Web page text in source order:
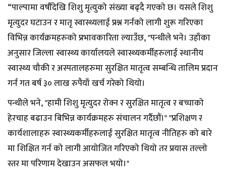
“पाल्पामा वर्षौंदेखि शिशु मृत्युको संख्या बढ्दै गएको छ। यसले शिशु
मृत्युदर घटाउन र मातृ स्वास्थ्यलाई प्रश्न गर्नको लागी शुरू गरिएका
विभिन्न कार्यक्रमहरुको प्रभावकारिता ल्याउँछ, "पन्थीले भने। उहाँका
अनुसार जिल्ला स्वास्थ्य कार्यालयले स्वास्थ्यकर्मीहरुलाई स्थानीय
स्वास्थ्य चौकी र अस्पतालहरुमा सुरक्षित मातृत्व सम्बन्धि तालिम प्रदान
गर्न गत बर्ष ३० लाख रुपैयाँ खर्च गरेको थियो।
पन्थीले भने, "हामी शिशु मृत्युदर रोक्न र सुरक्षित मातृत्व र बच्चाको
हेरचाह बढाउन बिभिन्न कार्यक्रमहरु संचालन गर्दैछौं।" "प्रशिक्षण र
कार्यशालाहरु स्वास्थ्यकर्मीहरुलाई सुरक्षित मातृत्व नीतिहरु को बारे
मा शिक्षित गर्न को लागी आयोजित गरिएको थियो तर प्रयास तल्लो
स्तर मा परिणाम देखाउन असफल भयो।"